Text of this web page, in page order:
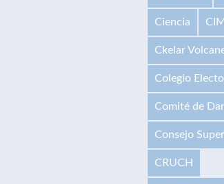
Ciencia
Ckelar
Colegio
Comité de
Consejo
CRUCH